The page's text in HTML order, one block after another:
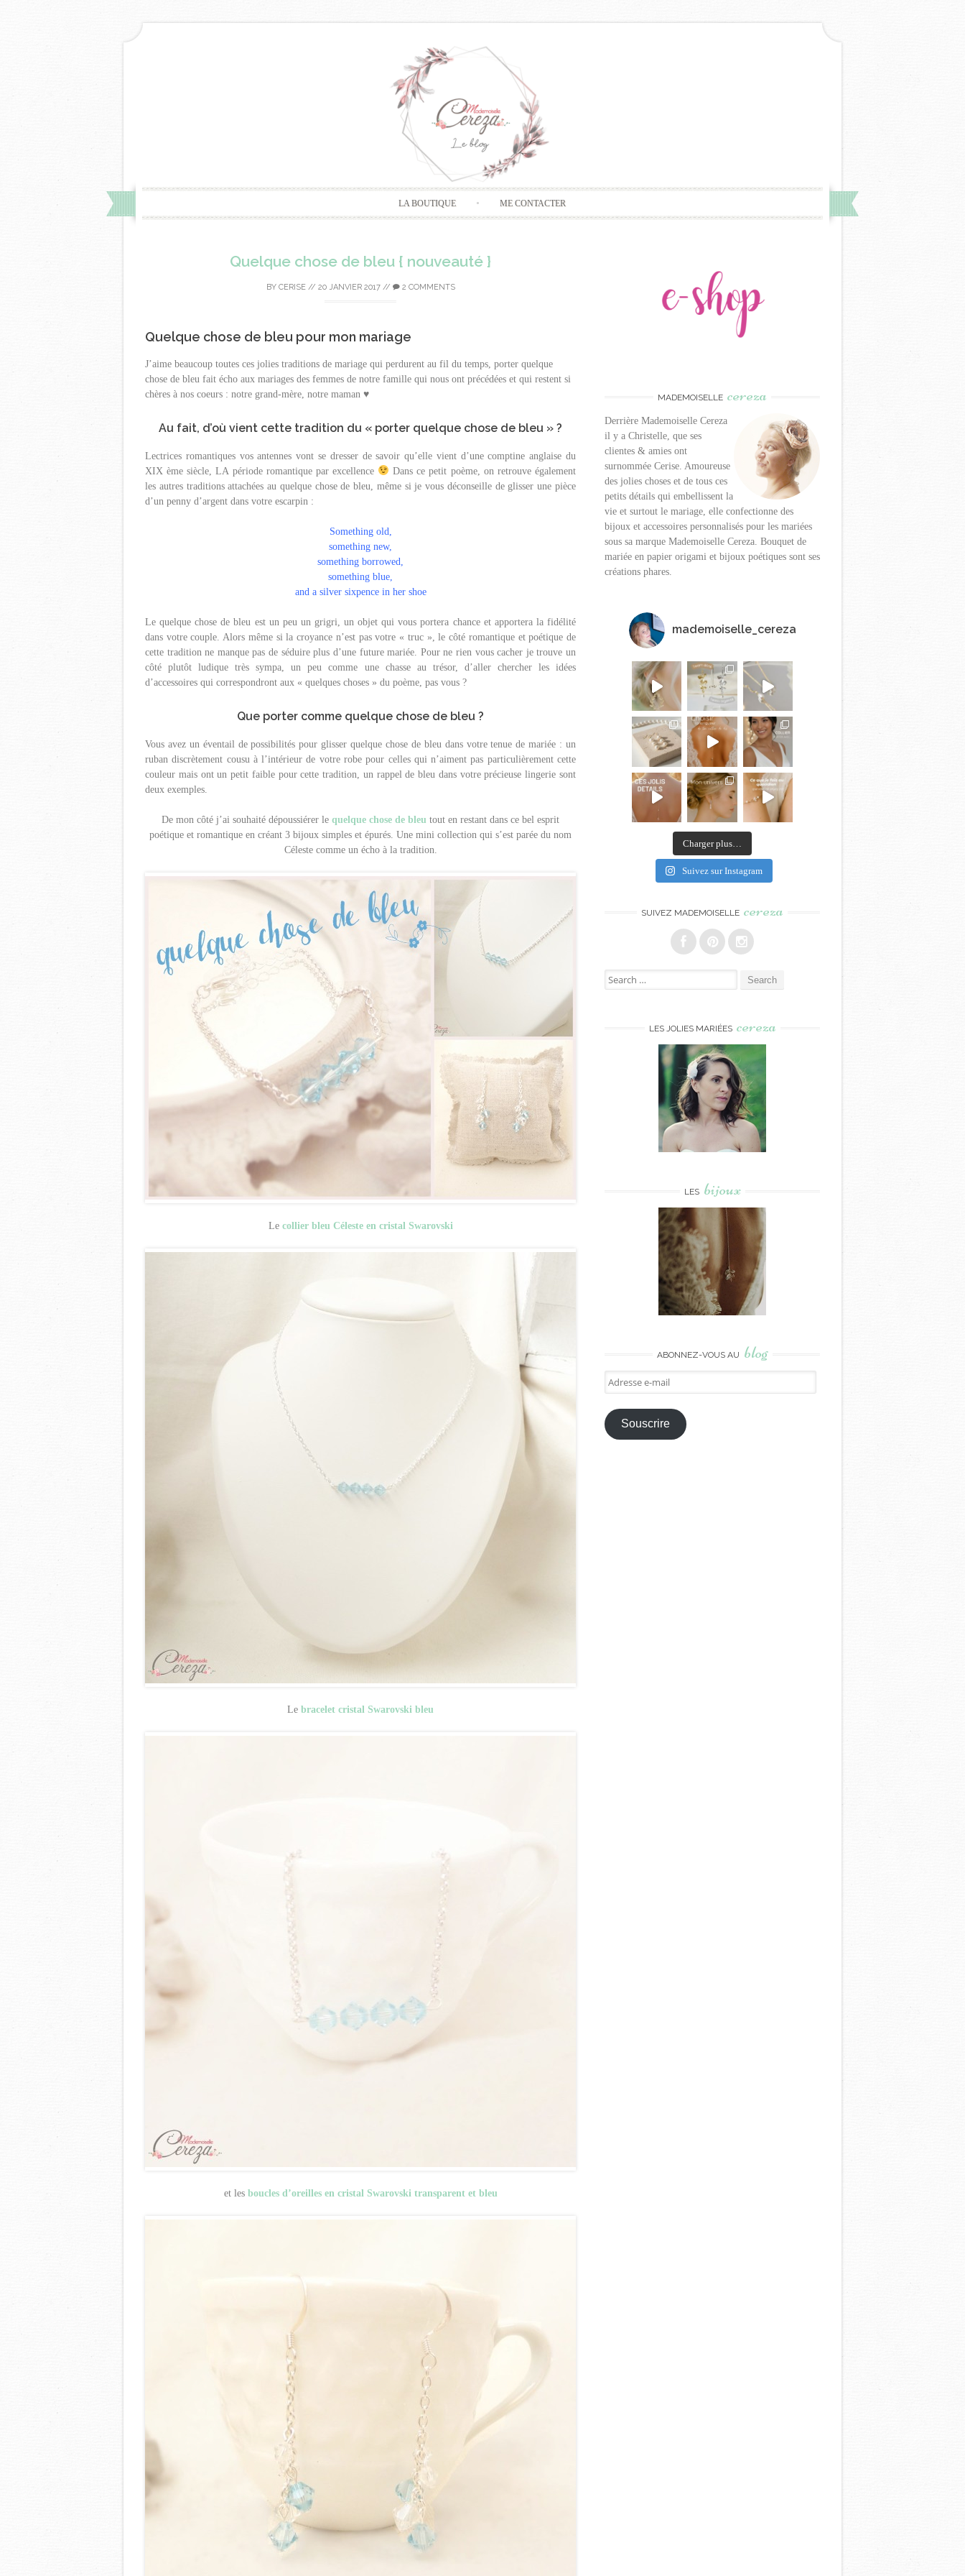
LA BOUTIQUE ME CONTACTER
Quelque chose de bleu { nouveauté }
BY CERISE// 20 JANVIER 2017// 2 COMMENTS
Quelque chose de bleu pour mon mariage
J’aime beaucoup toutes ces jolies traditions de mariage qui perdurent au fil du temps, porter quelque
chose de bleu fait écho aux mariages des femmes de notre famille qui nous ont précédées et qui restent si
chères à nos coeurs : notre grand-mère, notre maman ♥
Au fait, d’où vient cette tradition du « porter quelque chose de bleu » ?
Lectrices romantiques vos antennes vont se dresser de savoir qu’elle vient d’une comptine anglaise du
XIX ème siècle, LA période romantique par excellence
Dans ce petit poème, on retrouve également
les autres traditions attachées au quelque chose de bleu, même si je vous déconseille de glisser une pièce
d’un penny d’argent dans votre escarpin :
Something old,
something new,
something borrowed,
something blue,
and a silver sixpence in her shoe
Le quelque chose de bleu est un peu un grigri, un objet qui vous portera chance et apportera la fidélité
dans votre couple. Alors même si la croyance n’est pas votre « truc », le côté romantique et poétique de
cette tradition ne manque pas de séduire plus d’une future mariée. Pour ne rien vous cacher je trouve un
côté plutôt ludique très sympa, un peu comme une chasse au trésor, d’aller chercher les idées
d’accessoires qui correspondront aux « quelques choses » du poème, pas vous ?
Que porter comme quelque chose de bleu ?
Vous avez un éventail de possibilités pour glisser quelque chose de bleu dans votre tenue de mariée : un
ruban discrètement cousu à l’intérieur de votre robe pour celles qui n’aiment pas particulièrement cette
couleur mais ont un petit faible pour cette tradition, un rappel de bleu dans votre précieuse lingerie sont
deux exemples.
De mon côté j’ai souhaité dépoussiérer le quelque chose de bleu tout en restant dans ce bel esprit
poétique et romantique en créant 3 bijoux simples et épurés. Une mini collection qui s’est parée du nom
Céleste comme un écho à la tradition.
Le collier bleu Céleste en cristal Swarovski
Le bracelet cristal Swarovski bleu
et les boucles d’oreilles en cristal Swarovski transparent et bleu
MADEMOISELLE cereza
Derrière Mademoiselle Cereza
il y a Christelle, que ses
clientes & amies ont
surnommée Cerise. Amoureuse
des jolies choses et de tous ces
petits détails qui embellissent la
vie et surtout le mariage, elle confectionne des
bijoux et accessoires personnalisés pour les mariées
sous sa marque Mademoiselle Cereza. Bouquet de
mariée en papier origami et bijoux poétiques sont ses
créations phares.
mademoiselle_cereza
Charger plus…
Suivez sur Instagram
SUIVEZ MADEMOISELLE cereza
Search
for:
LES JOLIES MARIÉES cereza
LES bijoux
ABONNEZ-VOUS AU blog
Adresse
e-
mail
Souscrire